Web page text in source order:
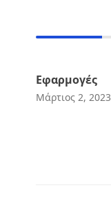
Εφαρμογές
Μάρτιος 2, 2023